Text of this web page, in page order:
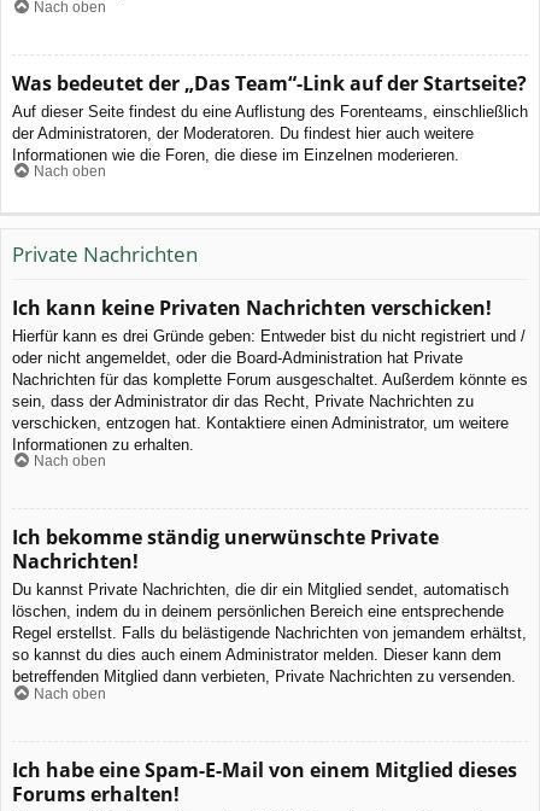
Nach oben
Was bedeutet der „Das Team“-Link auf der Startseite?
Auf dieser Seite findest du eine Auflistung des Forenteams, einschließlich
der Administratoren, der Moderatoren. Du findest hier auch weitere
Informationen wie die Foren, die diese im Einzelnen moderieren.
Nach oben
Private Nachrichten
Ich kann keine Privaten Nachrichten verschicken!
Hierfür kann es drei Gründe geben: Entweder bist du nicht registriert und /
oder nicht angemeldet, oder die Board-Administration hat Private
Nachrichten für das komplette Forum ausgeschaltet. Außerdem könnte es
sein, dass der Administrator dir das Recht, Private Nachrichten zu
verschicken, entzogen hat. Kontaktiere einen Administrator, um weitere
Informationen zu erhalten.
Nach oben
Ich bekomme ständig unerwünschte Private
Nachrichten!
Du kannst Private Nachrichten, die dir ein Mitglied sendet, automatisch
löschen, indem du in deinem persönlichen Bereich eine entsprechende
Regel erstellst. Falls du belästigende Nachrichten von jemandem erhältst,
so kannst du dies auch einem Administrator melden. Dieser kann dem
betreffenden Mitglied dann verbieten, Private Nachrichten zu versenden.
Nach oben
Ich habe eine Spam-E-Mail von einem Mitglied dieses
Forums erhalten!